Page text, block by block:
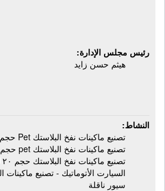
رئيس مجلس الإدارة:
هيثم حسن زايد
النشاط:
السيارت الأتوماتيك - تصنيع ماكينات
سيور ناقلة